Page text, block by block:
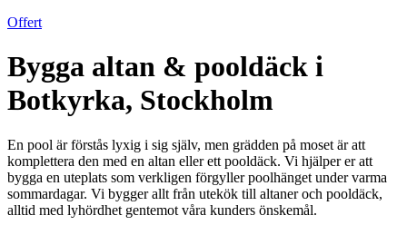
Offert
Bygga altan & pooldäck i
Botkyrka, Stockholm
En pool är förstås lyxig i sig själv, men grädden på moset är att
komplettera den med en altan eller ett pooldäck. Vi hjälper er att
bygga en uteplats som verkligen förgyller poolhänget under varma
sommardagar. Vi bygger allt från utekök till altaner och pooldäck,
alltid med lyhördhet gentemot våra kunders önskemål.